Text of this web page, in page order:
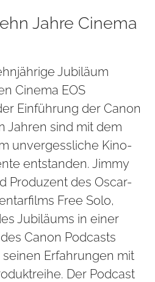
Jahre Cinema
Jubiläum
Cinema EOS
Einführung der Canon
Jahren sind mit dem
unvergessliche Kino-
entstanden. Jimmy
Produzent des Oscar-
Free Solo,
Jubiläums in einer
Canon Podcasts
Erfahrungen mit
Der Podcast